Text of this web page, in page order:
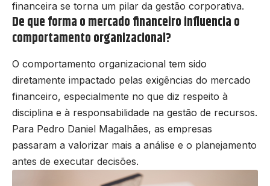
financeira se torna um pilar da gestão corporativa.
De que forma o mercado financeiro influencia o
comportamento organizacional?
O comportamento organizacional tem sido
diretamente impactado pelas exigências do mercado
financeiro, especialmente no que diz respeito à
disciplina e à responsabilidade na gestão de recursos.
Para Pedro Daniel Magalhães, as empresas
passaram a valorizar mais a análise e o planejamento
antes de executar decisões.